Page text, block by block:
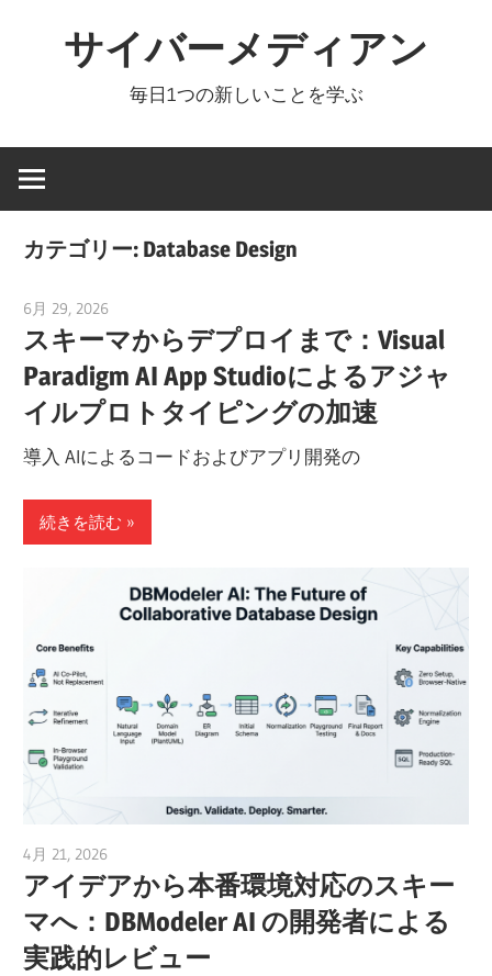
ツ
ス
サイバーメディアン
毎日1つの新しいことを学ぶ
カテゴリー: Database Design
6月 29, 2026
スキーマからデプロイまで：Visual
Paradigm AI App Studioによるアジャ
イルプロトタイピングの加速
導入 AIによるコードおよびアプリ開発の
続きを読む
4月 21, 2026
アイデアから本番環境対応のスキー
マへ：DBModeler AI の開発者による
実践的レビュー